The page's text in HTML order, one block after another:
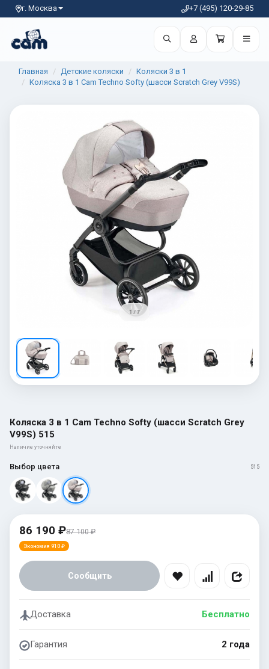
г. Москва +7 (495) 120-29-85
Главная Детские коляски
Коляски 3 в 1
Коляска 3 в 1 Cam Techno Softy (шасси Scratch Grey V99S)
1 / 7
Коляска 3 в 1 Cam Techno Softy (шасси Scratch Grey
V99S) 515
Наличие уточняйте
Выбор цвета 515
86 190 ₽87 100 ₽
Экономия 910 ₽
Сообщить
Доставка Бесплатно
Гарантия 2 года